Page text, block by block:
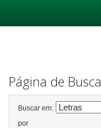
Página de Busca
Buscar em:
por